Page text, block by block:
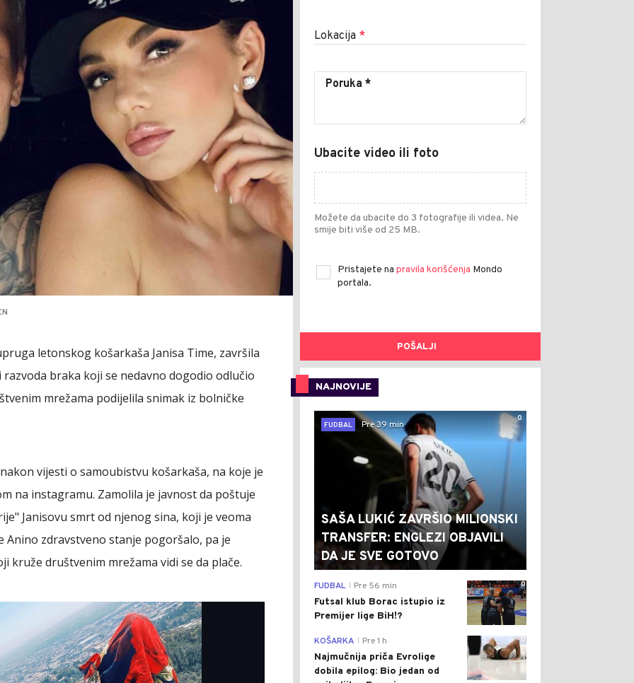
letonskog košarkaša Janisa Time, završila
braka koji se nedavno dogodio odlučio
mrežama podijelila snimak iz bolničke
vijesti o samoubistvu košarkaša, na koje je
na instagramu. Zamolila je javnost da poštuje
Janisovu smrt od njenog sina, koji je veoma
zdravstveno stanje pogoršalo, pa je
kruže društvenim mrežama vidi se da plače.
Lokacija *
Ubacite video ili foto
Možete da ubacite do 3 fotografije ili videa. Ne
smije biti više od 25 MB.
Pristajete na pravila korišćenja Mondo
portala.
POŠALJI
NAJNOVIJE
0
FUDBAL
Pre 39 min
SAŠA LUKIĆ ZAVRŠIO MILIONSKI
TRANSFER: ENGLEZI OBJAVILI
DA JE SVE GOTOVO
0
FUDBAL Pre 56 min
Futsal klub Borac istupio iz
Premijer lige BiH!?
0
KOŠARKA Pre 1 h
Najmučnija priča Evrolige
dobila epilog: Bio jedan od